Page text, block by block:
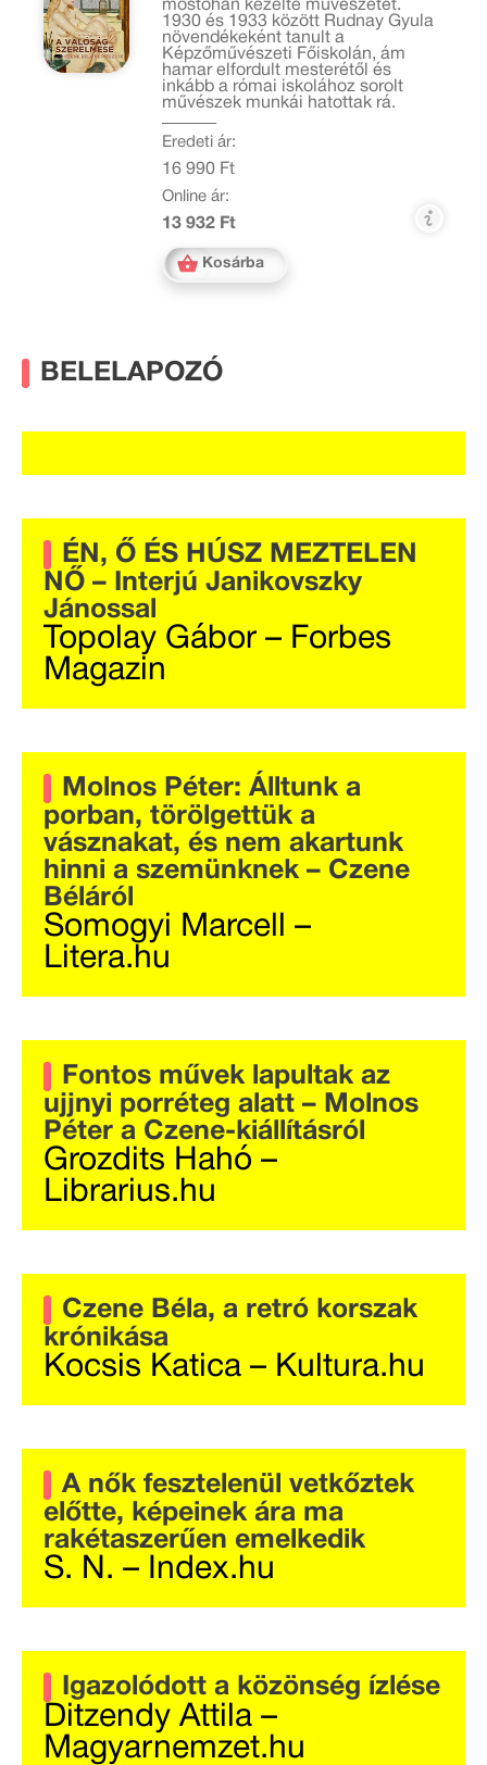
mostohán kezelte művészetét.
1930 és 1933 között Rudnay Gyula
növendékeként tanult a
Képzőművészeti Főiskolán, ám
hamar elfordult mesterétől és
inkább a római iskolához sorolt
művészek munkái hatottak rá.
Eredeti ár:
16 990 Ft
Online ár:
13 932 Ft
Kosárba
BELELAPOZÓ
ÉN, Ő ÉS HÚSZ MEZTELEN
NŐ – Interjú Janikovszky
Jánossal
Topolay Gábor – Forbes
Magazin
Molnos Péter: Álltunk a
porban, törölgettük a
vásznakat, és nem akartunk
hinni a szemünknek – Czene
Béláról
Somogyi Marcell –
Litera.hu
Fontos művek lapultak az
ujjnyi porréteg alatt – Molnos
Péter a Czene-kiállításról
Grozdits Hahó –
Librarius.hu
Czene Béla, a retró korszak
krónikása
Kocsis Katica – Kultura.hu
A nők fesztelenül vetkőztek
előtte, képeinek ára ma
rakétaszerűen emelkedik
S. N. – Index.hu
Igazolódott a közönség ízlése
Ditzendy Attila –
Magyarnemzet.hu